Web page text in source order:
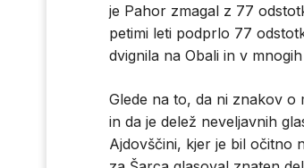
je Pahor zmagal z 77
petimi leti podprlo 77
dvignila na Obali in v
Glede na to, da ni znakov o
in da je delež neveljavnih
Ajdovščini, kjer je bil očitno